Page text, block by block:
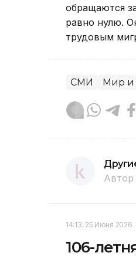
обращаются
равно нулю.
трудовым
СМИ Мир и
Автор
14:13, 25 Июня 2026
106-